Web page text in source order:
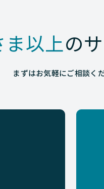
以上の
まずはお気軽にご相談くだ